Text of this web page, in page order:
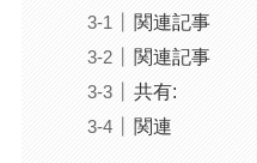
関連記事
関連記事
共有:
関連